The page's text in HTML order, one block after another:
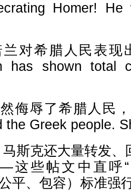
Homer!
对希腊人民表现
has shown total
侮辱了希腊人民
the Greek people.
斯克还大量转发、
些帖文中直呼“
平、包容）标准强